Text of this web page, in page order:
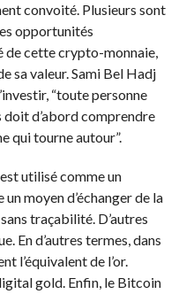
convoité. Plusieurs sont
opportunités
de cette crypto-monnaie,
sa valeur. Sami Bel Hadj
“toute personne
d’abord comprendre
qui tourne autour”.
utilisé comme un
moyen d’échanger de la
traçabilité. D’autres
En d’autres termes, dans
l’équivalent de l’or.
gold. Enfin, le Bitcoin